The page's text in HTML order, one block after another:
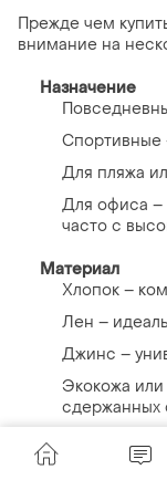
Прежде чем
внимание на
Назначение
Спортивные
Для пляжа
Для офиса –
часто с
Материал
Хлопок –
Лен –
Джинс –
Экокожа или
сдержанных
Фасон и длина
Мини – для